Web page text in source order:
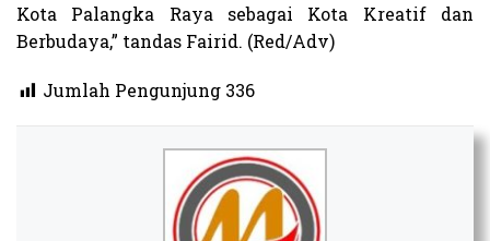
Kota Palangka Raya sebagai Kota Kreatif dan
Berbudaya,” tandas Fairid. (Red/Adv)
Jumlah Pengunjung 336